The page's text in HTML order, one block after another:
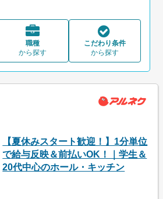
職種
から探す
こだわり条件
から探す
【夏休みスタート歓迎！】1分単位
で給与反映＆前払いOK！｜学生＆
20代中心のホール・キッチン